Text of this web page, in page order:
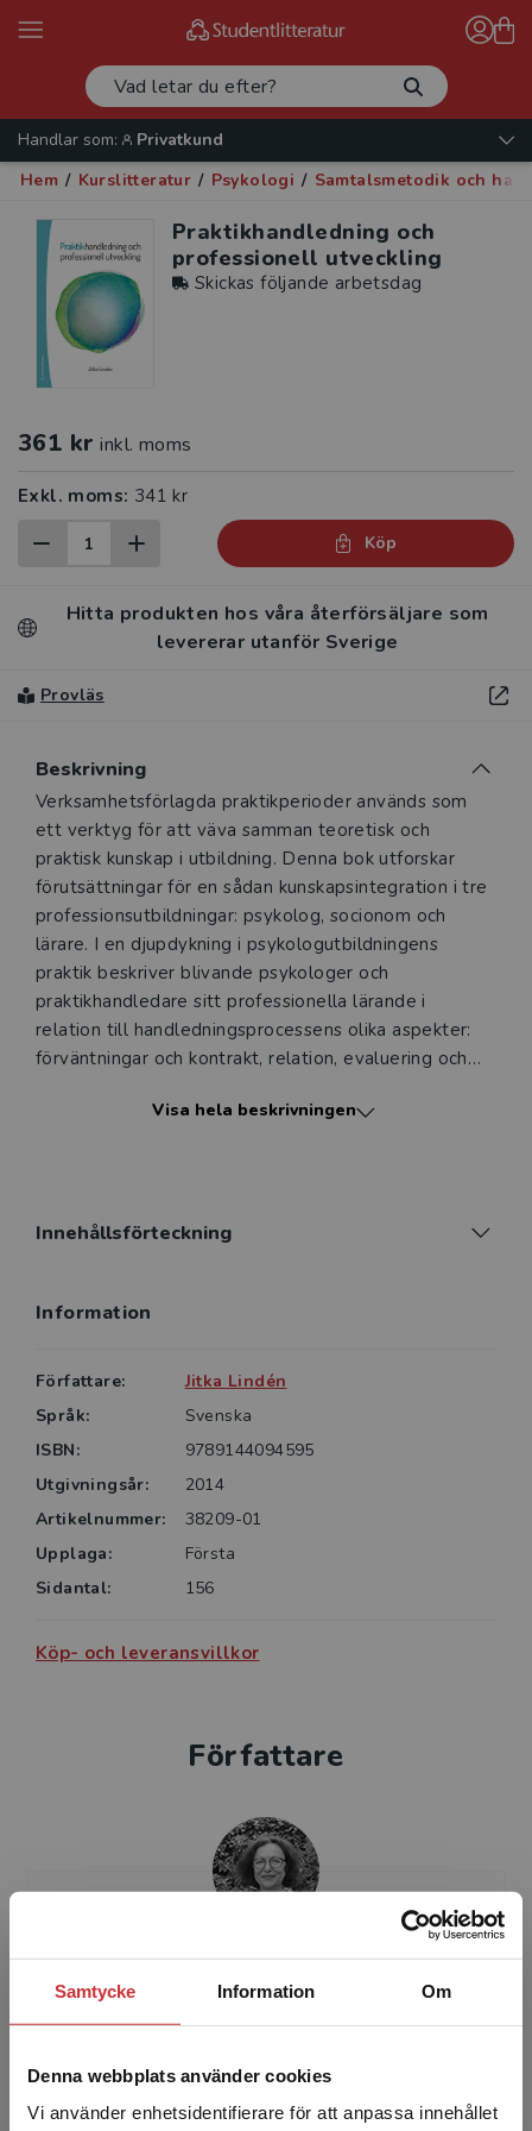
Samtycke Information Om
Denna webbplats använder cookies
Vi använder enhetsidentifierare för att anpassa innehållet
Handlar som:
Privatkund
Hem / Kurslitteratur / Psykologi / Samtalsmetodik och
Praktikhandledning och
professionell utveckling
Skickas följande arbetsdag
361 kr inkl. moms
Exkl. moms: 341 kr
Köp
Hitta produkten hos våra återförsäljare som
levererar utanför Sverige
Provläs
Beskrivning
Beskrivning
Verksamhetsförlagda praktikperioder används som
ett verktyg för att väva samman teoretisk och
praktisk kunskap i utbildning. Denna bok utforskar
förutsättningar för en sådan kunskapsintegration i tre
professionsutbildningar: psykolog, socionom och
lärare. I en djupdykning i psykologutbildningens
praktik beskriver blivande psykologer och
praktikhandledare sitt professionella lärande i
relation till handledningsprocessens olika aspekter:
förväntningar och kontrakt, relation, evaluering och
som kombinerar vetenskaplig forskning och praktisk
intresse för människobehandlande yrken är den
Visa hela beskrivningen
Innehållsförteckning
Information
Författare:
Jitka Lindén
Språk:
Svenska
ISBN:
9789144094595
Utgivningsår:
2014
Artikelnummer:
38209-01
Upplaga:
Första
Sidantal:
156
Köp- och leveransvillkor
Författare
Jitka Lindén
Jitka Lindén är professor emerita i psykologi
pionjärerna när det gäller studier av
forskarhandledning.